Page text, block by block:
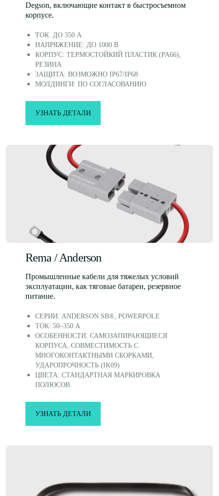
Degson, включающие контакт в быстросъемном
корпусе.
ТОК: ДО 350 А
НАПРЯЖЕНИЕ: ДО 1000 В
КОРПУС: ТЕРМОСТОЙКИЙ ПЛАСТИК (PA66),
РЕЗИНА
ЗАЩИТА: ВОЗМОЖНО IP67/IP68
МОЛДИНГИ: ПО СОГЛАСОВАНИЮ
УЗНАТЬ ДЕТАЛИ
Rema / Anderson
Промышленные кабели для тяжелых условий
эксплуатации, как тяговые батареи, резервное
питание.
СЕРИИ: ANDERSON SB®, POWERPOLE
ТОК: 50–350 А
ОСОБЕННОСТИ: САМОЗАПИРАЮЩИЕСЯ
КОРПУСА, СОВМЕСТИМОСТЬ С
МНОГОКОНТАКТНЫМИ СБОРКАМИ,
УДАРОПРОЧНОСТЬ (IK09)
ЦВЕТА: СТАНДАРТНАЯ МАРКИРОВКА
ПОЛЮСОВ
УЗНАТЬ ДЕТАЛИ